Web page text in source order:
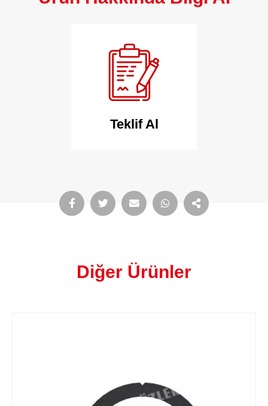
Teklif Al
Diğer Ürünler